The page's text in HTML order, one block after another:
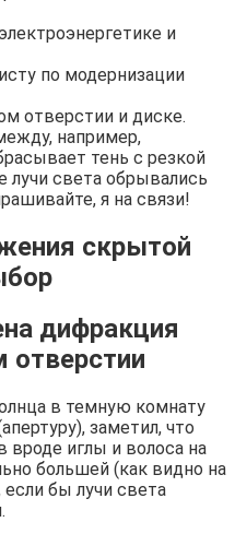
и
по модернизации
отверстии и диске.
например,
тень с резкой
лучи света обрывались
я на связи!
скрытой
дифракция
отверстии
в темную комнату
заметил, что
вроде иглы и волоса на
большей (как видно на
бы лучи света